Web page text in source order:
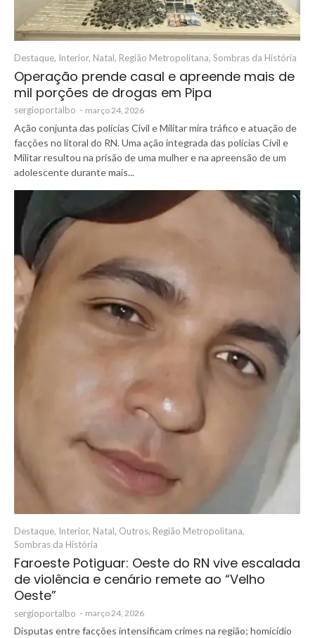
Destaque, Interior, Natal, Região Metropolitana, Sombras da História
Operação prende casal e apreende mais de
mil porções de drogas em Pipa
sergioportalbo - março 24, 2026
Ação conjunta das polícias Civil e Militar mira tráfico e atuação de
facções no litoral do RN. Uma ação integrada das polícias Civil e
Militar resultou na prisão de uma mulher e na apreensão de um
adolescente durante mais...
Destaque, Interior, Natal, Outros, Região Metropolitana,
Sombras da História
Faroeste Potiguar: Oeste do RN vive escalada
de violência e cenário remete ao “Velho
Oeste”
sergioportalbo - março 24, 2026
Disputas entre facções intensificam crimes na região; homicídio